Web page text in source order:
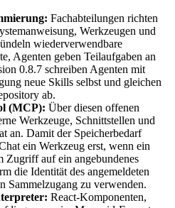
Fachabteilungen richten
Werkzeugen und
wiederverwendbare
Agenten geben Teilaufgaben an
0.8.7 schreiben Agenten mit
neue Skills selbst und gleichen
ab.
(MCP): Über diesen offenen
Werkzeuge, Schnittstellen und
an. Damit der Speicherbedarf
ein Werkzeug erst, wenn ein
Zugriff auf ein angebundenes
die Identität des angemeldeten
Sammelzugang zu verwenden.
React-Komponenten,